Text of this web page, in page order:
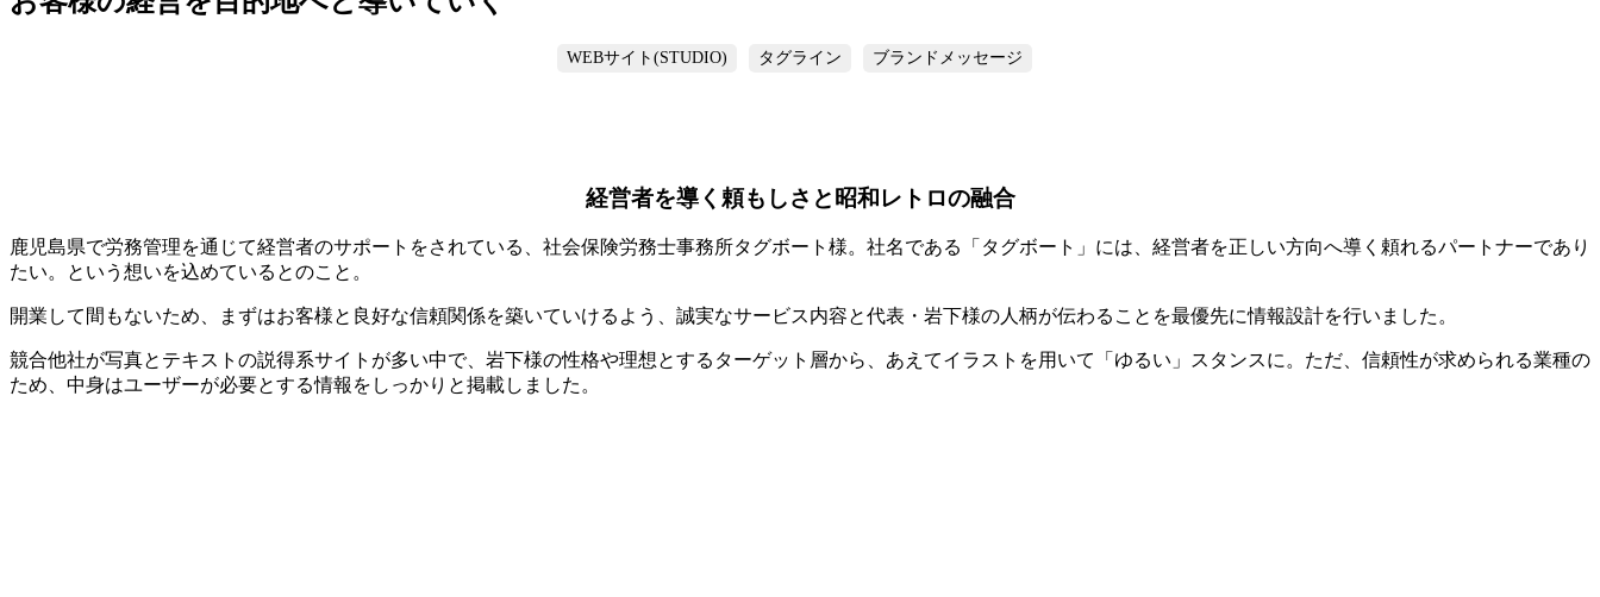
WEBサイト(STUDIO) タグライン ブランドメッセージ
経営者を導く頼もしさと昭和レトロの融合
鹿児島県で労務管理を通じて経営者のサポートをされている、社会保険労務士事務所タグボート様。社名である「タグボート」には、経営者を正しい方向へ導く頼れるパートナーであり
たい。という想いを込めているとのこと。
開業して間もないため、まずはお客様と良好な信頼関係を築いていけるよう、誠実なサービス内容と代表・岩下様の人柄が伝わることを最優先に情報設計を行いました。
競合他社が写真とテキストの説得系サイトが多い中で、岩下様の性格や理想とするターゲット層から、あえてイラストを用いて「ゆるい」スタンスに。ただ、信頼性が求められる業種の
ため、中身はユーザーが必要とする情報をしっかりと掲載しました。